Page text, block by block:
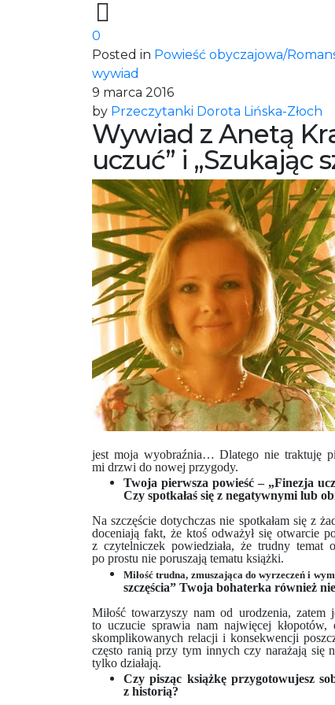
0
Posted in Powieść obyczajowa/
wywiad
9 marca 2016
by Przeczytanki Dorota Lińska-Złoch
Wywiad z Anetą
uczuć” i „Szukając
jest moja wyobraźnia… Dlatego nie traktuję
mi drzwi do nowej przygody.
Twoja pierwsza powieść – „Finezja
Czy spotkałaś się z negatywnymi lub
Na szczęście dotychczas nie spotkałam się z
doceniają fakt, że ktoś odważył się otwarcie
z czytelniczek powiedziała, że trudny temat
po prostu nie poruszają tematu książki.
Miłość trudna, zmuszająca do wyrzeczeń i
szczęścia” Twoja bohaterka również
Miłość towarzyszy nam od urodzenia, zatem
to uczucie sprawia nam najwięcej
skomplikowanych relacji i konsekwencji
często ranią przy tym innych czy narażają się
tylko działają.
Czy pisząc książkę przygotowujesz
z historią?